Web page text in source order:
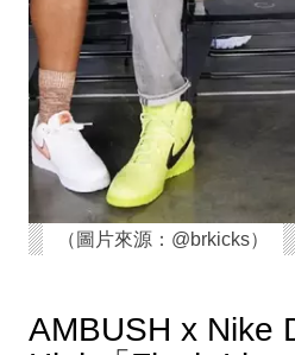
（圖片來源：@brkicks）
AMBUSH x Nike